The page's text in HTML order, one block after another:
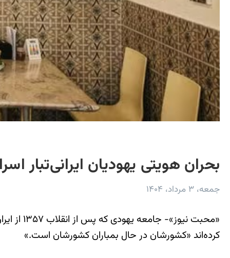
بحران هویتی یهودیان ایرانی‌تبار
جمعه، ۳ مرداد، ۱۴۰۴
«محبت
کرده‌اند «کشورشان در حال بمباران کشورشان است.»